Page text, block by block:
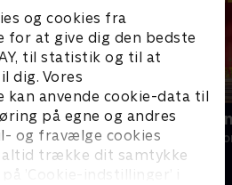
og cookies fra
for at give dig den bedste
til statistik og til at
dig. Vores
anvende cookie-data til
på egne og andres
og fravælge cookies
altid trække dit samtykke
’Cookie-indstillinger’ i
Linde på
Livsstil • 5